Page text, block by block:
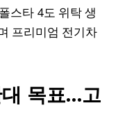
스타 4도 위탁 생
프리미엄 전기차
목표…고